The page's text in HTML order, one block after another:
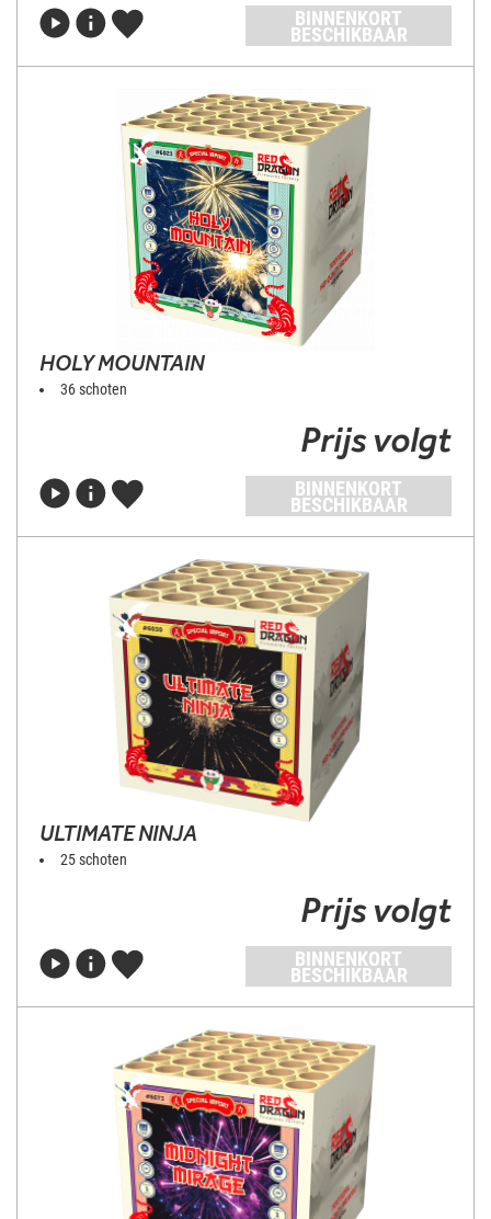
BINNENKORT
BESCHIKBAAR
HOLY MOUNTAIN
36 schoten
Prijs volgt
BINNENKORT
BESCHIKBAAR
ULTIMATE NINJA
25 schoten
Prijs volgt
BINNENKORT
BESCHIKBAAR